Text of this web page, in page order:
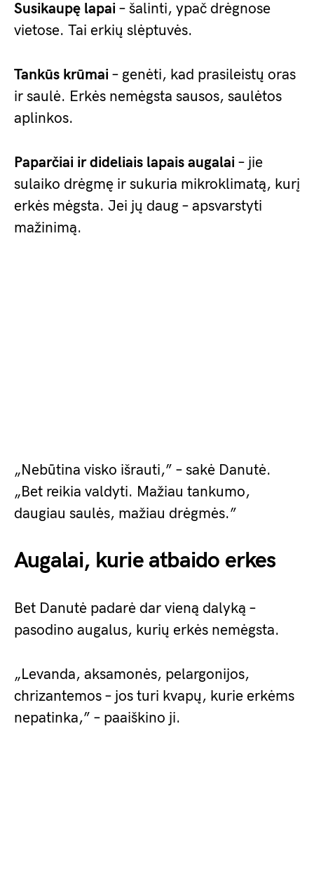
Susikaupę lapai – šalinti, ypač drėgnose
vietose. Tai erkių slėptuvės.
Tankūs krūmai – genėti, kad prasileistų oras
ir saulė. Erkės nemėgsta sausos, saulėtos
aplinkos.
Paparčiai ir dideliais lapais augalai – jie
sulaiko drėgmę ir sukuria mikroklimatą, kurį
erkės mėgsta. Jei jų daug – apsvarstyti
mažinimą.
„Nebūtina visko išrauti,” – sakė Danutė.
„Bet reikia valdyti. Mažiau tankumo,
daugiau saulės, mažiau drėgmės.”
Augalai, kurie atbaido erkes
Bet Danutė padarė dar vieną dalyką –
pasodino augalus, kurių erkės nemėgsta.
„Levanda, aksamonės, pelargonijos,
chrizantemos – jos turi kvapų, kurie erkėms
nepatinka,” – paaiškino ji.